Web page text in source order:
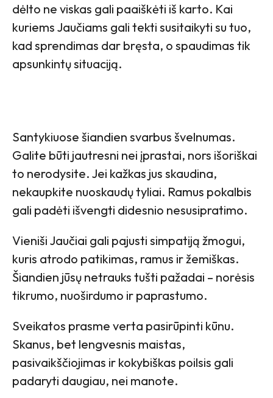
dėlto ne viskas gali paaiškėti iš karto. Kai
kuriems Jaučiams gali tekti susitaikyti su tuo,
kad sprendimas dar bręsta, o spaudimas tik
apsunkintų situaciją.
Santykiuose šiandien svarbus švelnumas.
Galite būti jautresni nei įprastai, nors išoriškai
to nerodysite. Jei kažkas jus skaudina,
nekaupkite nuoskaudų tyliai. Ramus pokalbis
gali padėti išvengti didesnio nesusipratimo.
Vieniši Jaučiai gali pajusti simpatiją žmogui,
kuris atrodo patikimas, ramus ir žemiškas.
Šiandien jūsų netrauks tušti pažadai – norėsis
tikrumo, nuoširdumo ir paprastumo.
Sveikatos prasme verta pasirūpinti kūnu.
Skanus, bet lengvesnis maistas,
pasivaikščiojimas ir kokybiškas poilsis gali
padaryti daugiau, nei manote.